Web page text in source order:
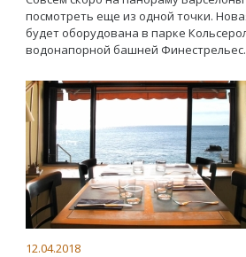
посмотреть еще из одной точки.
будет оборудована в парке
водонапорной башней Финестрельес.
12.04.2018